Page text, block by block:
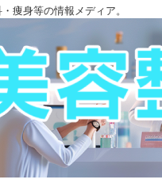
痩身等の情報メディア。